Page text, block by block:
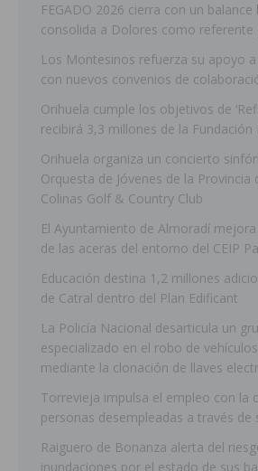
FEGADO 2026 cierra con un
consolida a Dolores como referente
Los Montesinos refuerza su apoyo
con nuevos convenios de
Orihuela cumple los objetivos de
recibirá 3,3 millones de la Fundación
Orihuela organiza un concierto
Orquesta de Jóvenes de la Provincia
Colinas Golf & Country Club
El Ayuntamiento de Almoradí
de las aceras del entorno del CEIP
Educación destina 1,2 millones
de Catral dentro del Plan Edificant
La Policía Nacional desarticula un
especializado en el robo de
mediante la clonación de llaves
Torrevieja impulsa el empleo con la
personas desempleadas a través de
Raiguero de Bonanza alerta del
inundaciones por el estado de sus